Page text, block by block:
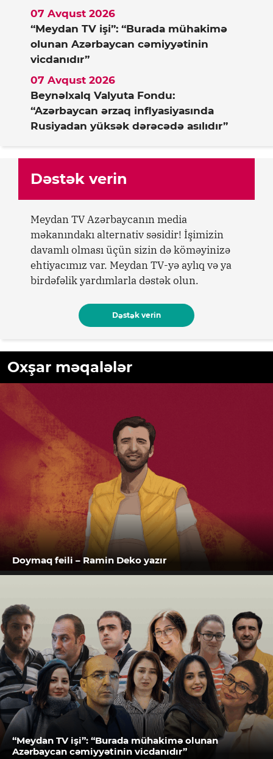
“Meydan TV işi”: “Burada mühakimə
olunan Azərbaycan cəmiyyətinin
vicdanıdır”
07 Avqust 2026
Beynəlxalq Valyuta Fondu:
“Azərbaycan ərzaq inflyasiyasında
Rusiyadan yüksək dərəcədə asılıdır”
07 Avqust 2026
Dəstək verin
Meydan TV Azərbaycanın media
məkanındakı alternativ səsidir! İşimizin
davamlı olması üçün sizin də köməyinizə
ehtiyacımız var. Meydan TV-yə aylıq və ya
birdəfəlik yardımlarla dəstək olun.
Dəstək verin
Oxşar məqalələr
Doymaq feili – Ramin Deko yazır
“Meydan TV işi”: “Burada mühakimə olunan
Azərbaycan cəmiyyətinin vicdanıdır”